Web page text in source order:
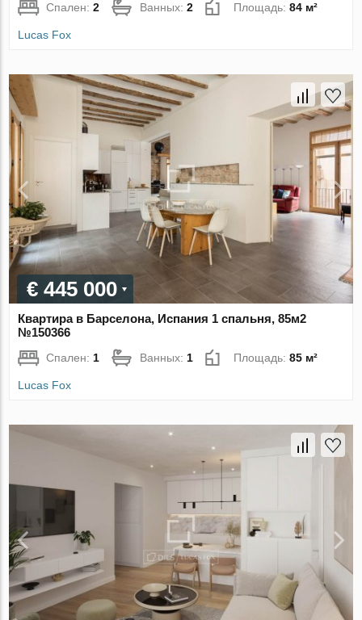
Спален:2 Ванных:2 Площадь:84 м²
Lucas Fox
€ 445 000
Квартира в Барселона, Испания 1 спальня, 85м2
№150366
Спален: 1 Ванных: 1 Площадь:85 м²
Lucas Fox